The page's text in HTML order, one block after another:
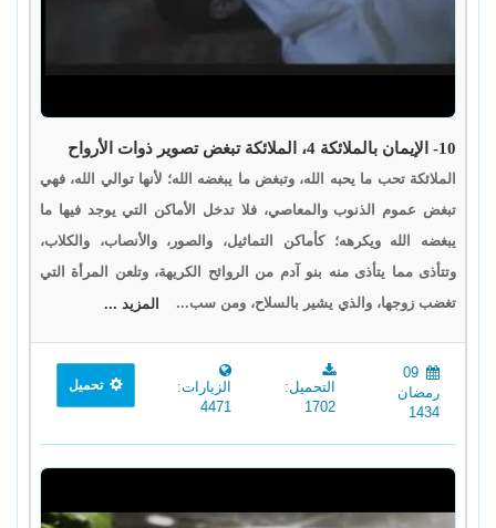
10- الإيمان بالملائكة 4، الملائكة تبغض تصوير ذوات الأرواح
الملائكة تحب ما يحبه الله، وتبغض ما يبغضه الله؛ لأنها توالي الله، فهي
تبغض عموم الذنوب والمعاصي، فلا تدخل الأماكن التي يوجد فيها ما
يبغضه الله ويكرهه؛ كأماكن التماثيل، والصور، والأنصاب، والكلاب،
وتتأذى مما يتأذى منه بنو آدم من الروائح الكريهة، وتلعن المرأة التي
تغضب زوجها، والذي يشير بالسلاح، ومن سب...
المزيد ...
09
رمضان
1434
التحميل:
1702
الزيارات:
4471
تحميل